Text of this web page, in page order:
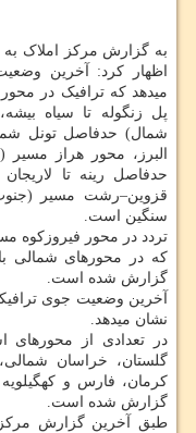
به گزارش مرکز املاک
اظهار کرد: آخرین
میدهد که ترافیک در
پل زنگوله تا سیاه
البرز، محور هراز
حدفاصل رینه تا
قزوین–رشت مسیر
سنگین است.
تردد در محور
که در محورهای شمالی
گزارش شده است.
آخرین وضعیت جوی
نشان میدهد.
در تعدادی از محورهای
گلستان، خراسان
کرمان، فارس و
گزارش شده است.
طبق آخرین گزارش مرکز